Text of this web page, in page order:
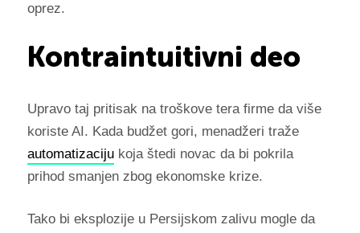
oprez.
Kontraintuitivni deo
Upravo taj pritisak na troškove tera firme da više
koriste AI. Kada budžet gori, menadžeri traže
automatizacijukoja štedi novac da bi pokrila
prihod smanjen zbog ekonomske krize.
Tako bi eksplozije u Persijskom zalivu mogle da